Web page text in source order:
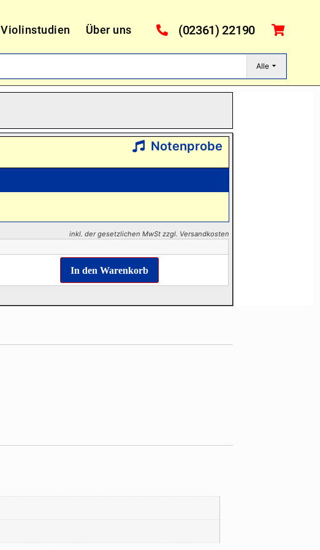
Violinstudien Über uns (02361) 22190
Alle
Notenprobe
inkl. der gesetzlichen MwSt zzgl. Versandkosten